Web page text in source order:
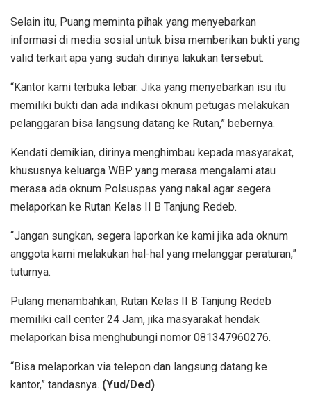
Selain itu, Puang meminta pihak yang menyebarkan
informasi di media sosial untuk bisa memberikan bukti yang
valid terkait apa yang sudah dirinya lakukan tersebut.
“Kantor kami terbuka lebar. Jika yang menyebarkan isu itu
memiliki bukti dan ada indikasi oknum petugas melakukan
pelanggaran bisa langsung datang ke Rutan,” bebernya.
Kendati demikian, dirinya menghimbau kepada masyarakat,
khususnya keluarga WBP yang merasa mengalami atau
merasa ada oknum Polsuspas yang nakal agar segera
melaporkan ke Rutan Kelas II B Tanjung Redeb.
“Jangan sungkan, segera laporkan ke kami jika ada oknum
anggota kami melakukan hal-hal yang melanggar peraturan,”
tuturnya.
Pulang menambahkan, Rutan Kelas II B Tanjung Redeb
memiliki call center 24 Jam, jika masyarakat hendak
melaporkan bisa menghubungi nomor 081347960276.
“Bisa melaporkan via telepon dan langsung datang ke
kantor,” tandasnya. (Yud/Ded)